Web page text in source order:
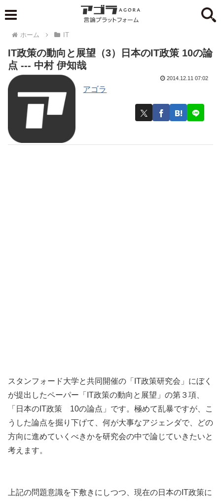
ホーム IT
IT政策の動向と展望（3）日本のIT政策 10の論
点 --- 中村 伊知哉
アゴラ
2014.12.11 07:02
スタンフォード大学と共同開催の「IT政策研究会」にぼく
が提出したペーパー「IT政策の動向と展望」の第３項、
「日本のIT政策 10の論点」です。極めて乱暴ですが、こ
うした論点を掘り下げて、何が大事なアジェンダで、どの
方向に進めていくべきかを研究会の中で論じていきたいと
考えます。
上記の問題意識を下敷きにしつつ、現在の日本のIT政策に